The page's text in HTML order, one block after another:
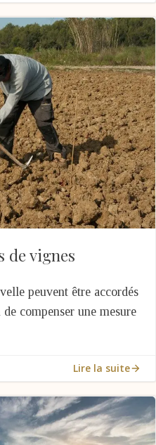
de vignes
peuvent être accordés
compenser une mesure
Lire la suite